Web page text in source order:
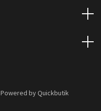
Powered by Quickbutik